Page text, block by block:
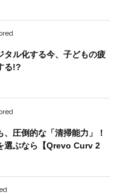
タル化する今、子どもの疲
る!?
、圧倒的な「清掃能力」！
選ぶなら【Qrevo Curv 2